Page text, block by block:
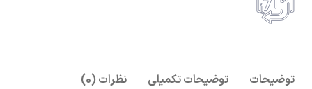
توضیحات توضیحات تکمیلی
نظرات (0)